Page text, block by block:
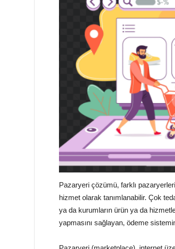
Pazaryeri çözümü, farklı
hizmet olarak tanımlanabilir. Çok
ya da kurumların ürün ya da
yapmasını sağlayan, ödeme